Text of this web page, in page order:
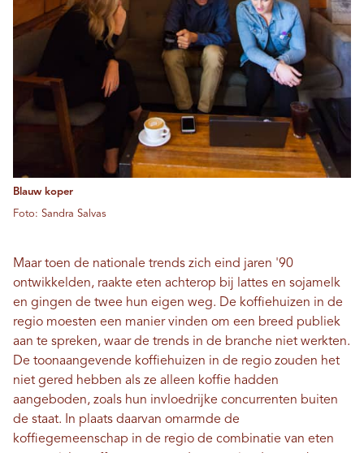
Blauw koper
Foto: Sandra Salvas
Maar toen de nationale trends zich eind jaren '90
ontwikkelden, raakte eten achterop bij lattes en sojamelk
en gingen de twee hun eigen weg. De koffiehuizen in de
regio moesten een manier vinden om een ​​breed publiek
aan te spreken, waar de trends in de branche niet werkten.
De toonaangevende koffiehuizen in de regio zouden het
niet gered hebben als ze alleen koffie hadden
aangeboden, zoals hun invloedrijke concurrenten buiten
de staat. In plaats daarvan omarmde de
koffiegemeenschap in de regio de combinatie van eten